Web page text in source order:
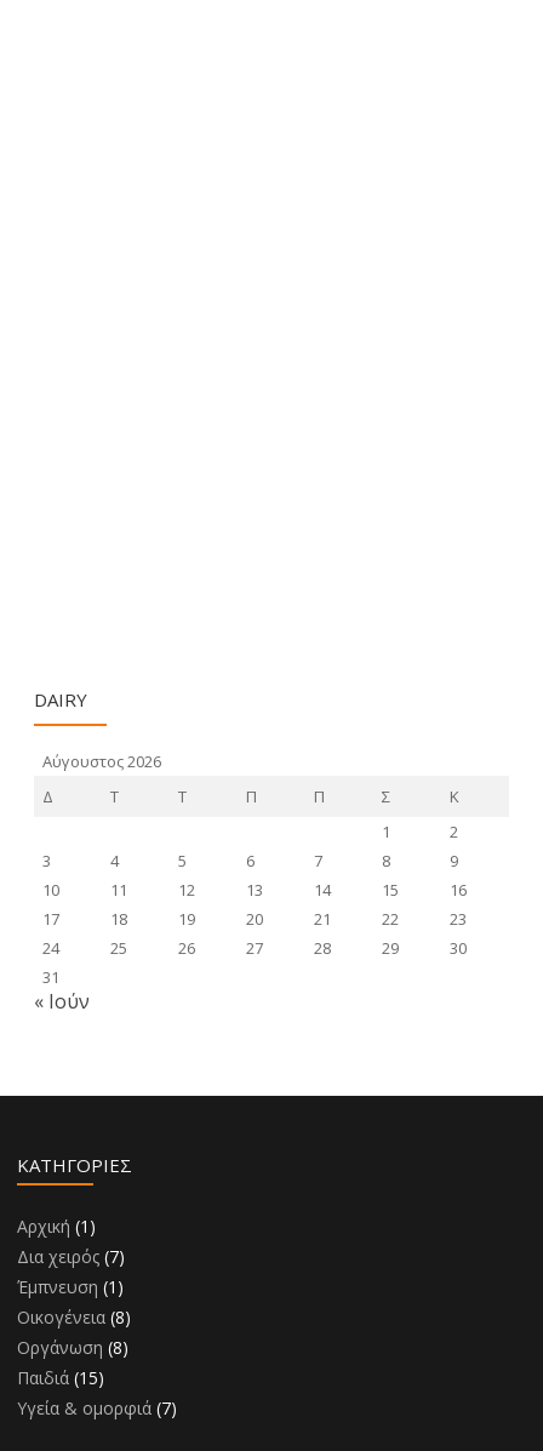
DAIRY
Αύγουστος 2026
Δ
Τ Τ Π Π Σ
Κ
1
2
3
4 5 6 7 8
9
10
11 12 13 14 15
16
17
18 19 20 21 22
23
24
25 26 27 28 29
30
31
« Ιούν
KΑΤΗΓΟΡΊΕΣ
Αρχική (1)
Δια χειρός (7)
Έμπνευση (1)
Οικογένεια (8)
Οργάνωση (8)
Παιδιά (15)
Υγεία & ομορφιά (7)